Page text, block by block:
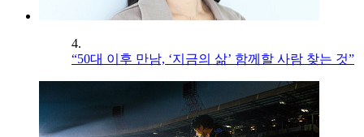
4.
“50대 이후 만남, ‘지금의 삶’ 함께할 사람 찾는 것”